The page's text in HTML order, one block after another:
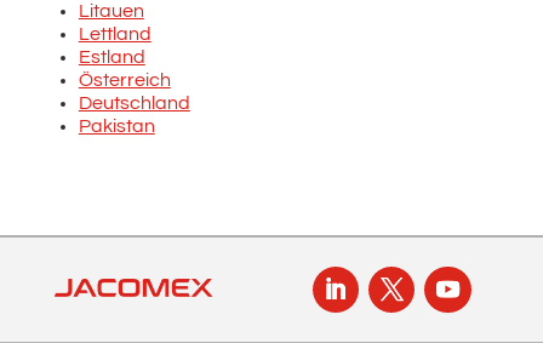
Litauen
Lettland
Estland
Österreich
Deutschland
Pakistan